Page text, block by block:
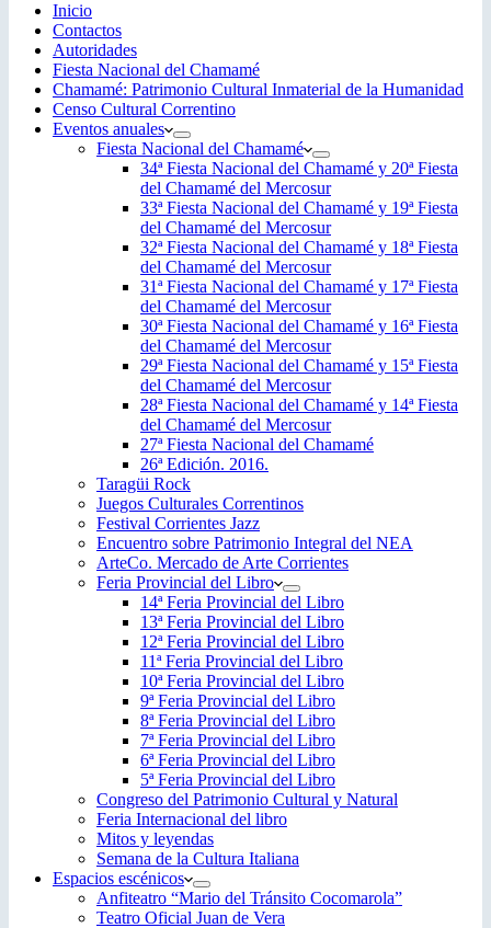
Inicio
Contactos
Autoridades
Fiesta Nacional del Chamamé
Chamamé: Patrimonio Cultural Inmaterial de la Humanidad
Censo Cultural Correntino
Eventos anuales
Fiesta Nacional del Chamamé
34ª Fiesta Nacional del Chamamé y 20ª Fiesta
del Chamamé del Mercosur
33ª Fiesta Nacional del Chamamé y 19ª Fiesta
del Chamamé del Mercosur
32ª Fiesta Nacional del Chamamé y 18ª Fiesta
del Chamamé del Mercosur
31ª Fiesta Nacional del Chamamé y 17ª Fiesta
del Chamamé del Mercosur
30ª Fiesta Nacional del Chamamé y 16ª Fiesta
del Chamamé del Mercosur
29ª Fiesta Nacional del Chamamé y 15ª Fiesta
del Chamamé del Mercosur
28ª Fiesta Nacional del Chamamé y 14ª Fiesta
del Chamamé del Mercosur
27ª Fiesta Nacional del Chamamé
26ª Edición. 2016.
Taragüi Rock
Juegos Culturales Correntinos
Festival Corrientes Jazz
Encuentro sobre Patrimonio Integral del NEA
ArteCo. Mercado de Arte Corrientes
Feria Provincial del Libro
14ª Feria Provincial del Libro
13ª Feria Provincial del Libro
12ª Feria Provincial del Libro
11ª Feria Provincial del Libro
10ª Feria Provincial del Libro
9ª Feria Provincial del Libro
8ª Feria Provincial del Libro
7ª Feria Provincial del Libro
6ª Feria Provincial del Libro
5ª Feria Provincial del Libro
Congreso del Patrimonio Cultural y Natural
Feria Internacional del libro
Mitos y leyendas
Semana de la Cultura Italiana
Espacios escénicos
Anfiteatro “Mario del Tránsito Cocomarola”
Teatro Oficial Juan de Vera